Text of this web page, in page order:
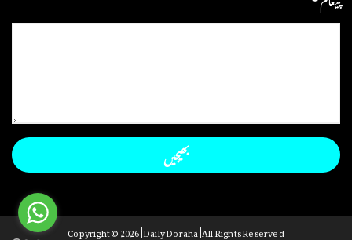
Copyright ©2026 | Daily Doraha | All Rights Reserved